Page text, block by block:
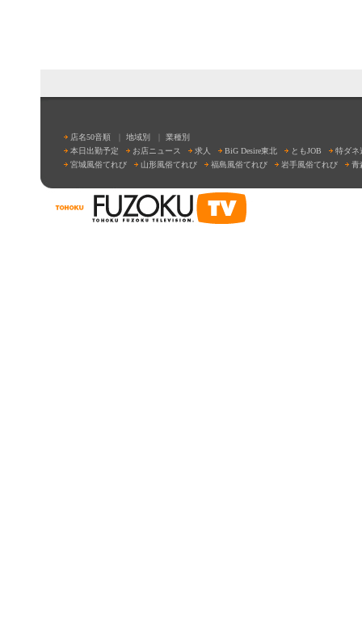
店名50音順 地域別
業種別
本日出勤予定
お店ニュース 求人 BiG Desire東北 ともJOB
特ダネ
宮城風俗てれび
山形風俗てれび 福島風俗てれび 岩手風俗てれび 青